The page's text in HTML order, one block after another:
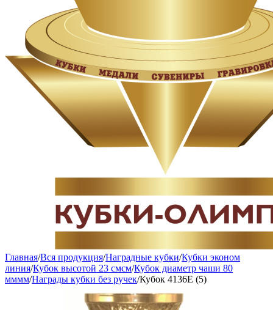
Главная/Вся продукция/Наградные кубки/Кубки эконом
линия/Кубок высотой 23 смсм/Кубок диаметр чаши 80
мммм/Награды кубки без ручек/Кубок 4136E (5)